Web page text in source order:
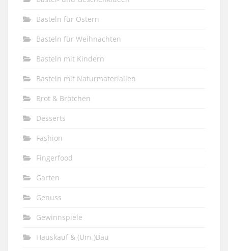
Basteln für Ostern
Basteln für Weihnachten
Basteln mit Kindern
Basteln mit Naturmaterialien
Brot & Brötchen
Desserts
Fashion
Fingerfood
Garten
Genuss
Gewinnspiele
Hauskauf & (Um-)Bau